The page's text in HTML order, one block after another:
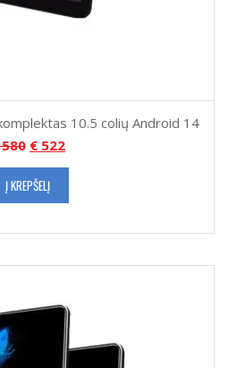
10.5 colių Android 14
€ 522
Į KREPŠELĮ